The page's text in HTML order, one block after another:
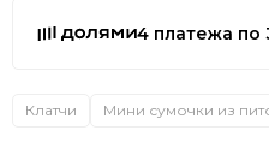
4 платежа по
Клатчи Мини сумочки из